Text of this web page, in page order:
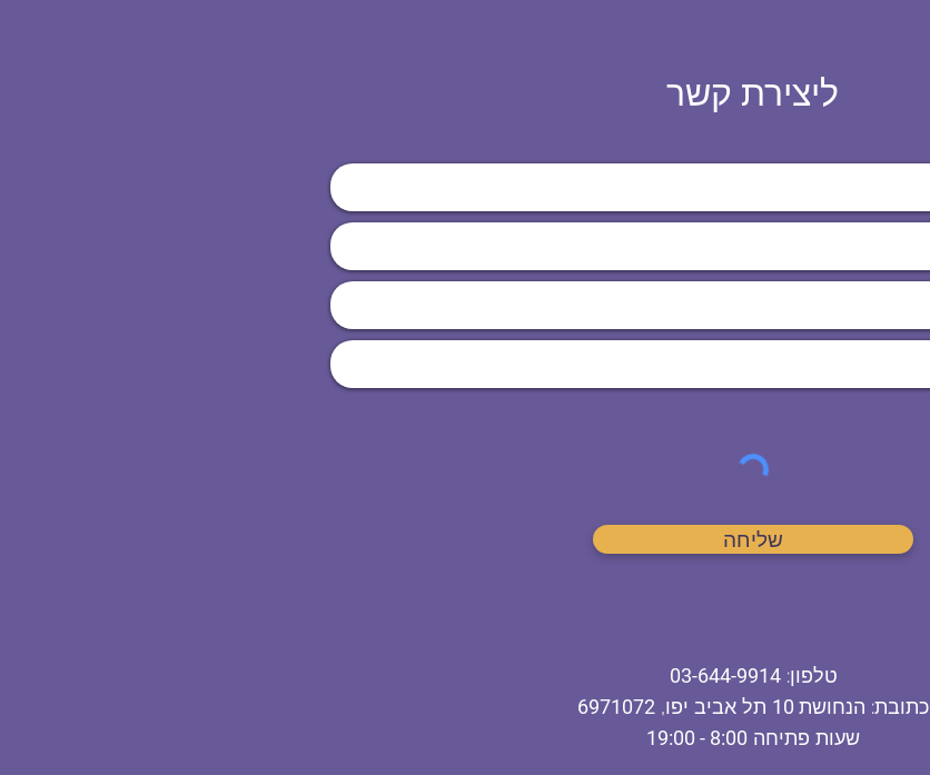
ליצירת קשר
טלפון:
03-644-9914
כתובת: הנחושת תל אביב יפו, 6971072
שעות פתיחה 8:00 - 19:00
שליחה